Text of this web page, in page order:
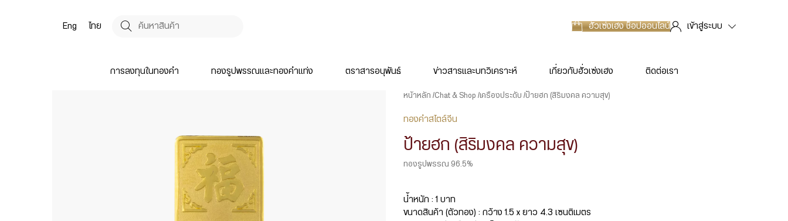
Eng ไทย ฮั่วเซ่งเฮงช็อปออนไลน์ เข้าสู่ระบบ
การลงทุนในทองคำ ทองรูปพรรณและทองคำแท่ง ตราสารอนุพันธ์ ข่าวสารและบทวิเคราะห์ เกี่ยวกับฮั่วเซ่งเฮง ติดต่อเรา
หน้าหลัก Chat & Shop เครื่องประดับ ป้ายฮก (สิริมงคล ความสุข)
ทองคำสไตล์จีน
ป้ายฮก (สิริมงคล ความสุข)
ทองรูปพรรณ 96.5%
น้ำหนัก : 1 บาท
ขนาดสินค้า (ตัวทอง) : กว้าง 1.5 x ยาว 4.3 เซนติเมตร